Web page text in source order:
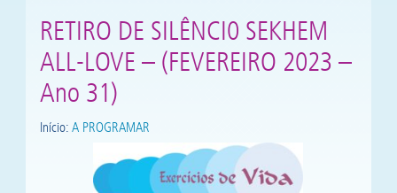
RETIRO DE SILÊNCI0 SEKHEM
ALL-LOVE – (FEVEREIRO 2023 –
Ano 31)
Início: A PROGRAMAR